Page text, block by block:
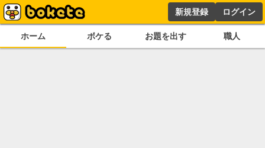
新規登録 ログイン
ホーム ボケる お題を出す 職人